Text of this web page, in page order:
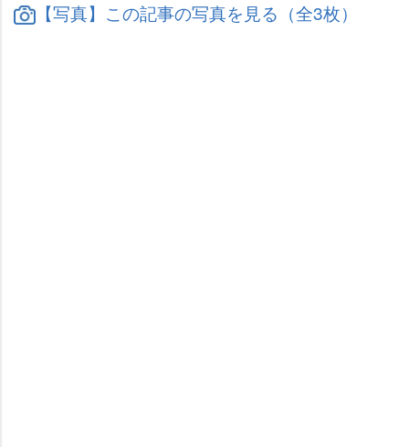
【写真】この記事の写真を見る（全3枚）